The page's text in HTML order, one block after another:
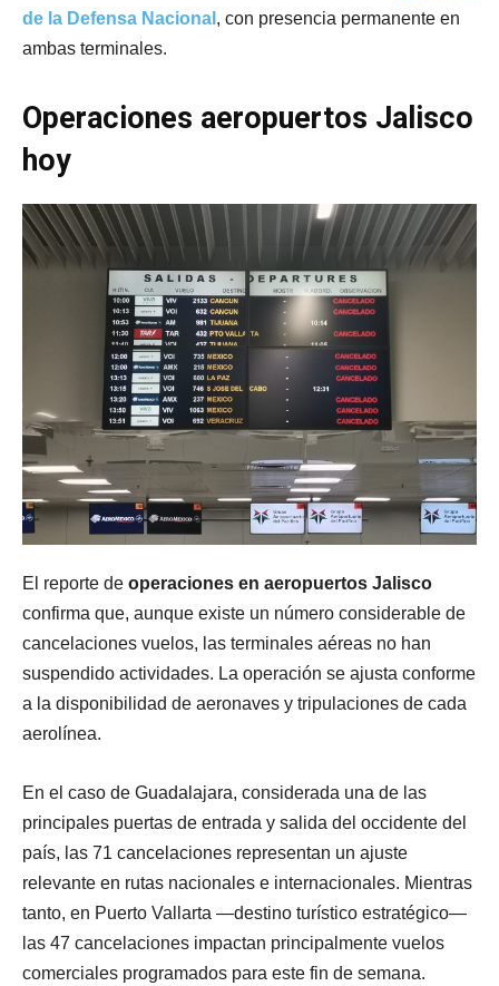
de la Defensa Nacional , con presencia permanente en
ambas terminales.
Operaciones aeropuertos Jalisco
hoy
El reporte de operaciones en aeropuertos Jalisco
confirma que, aunque existe un número considerable de
cancelaciones vuelos, las terminales aéreas no han
suspendido actividades. La operación se ajusta conforme
a la disponibilidad de aeronaves y tripulaciones de cada
aerolínea.
En el caso de Guadalajara, considerada una de las
principales puertas de entrada y salida del occidente del
país, las 71 cancelaciones representan un ajuste
relevante en rutas nacionales e internacionales. Mientras
tanto, en Puerto Vallarta —destino turístico estratégico—
las 47 cancelaciones impactan principalmente vuelos
comerciales programados para este fin de semana.